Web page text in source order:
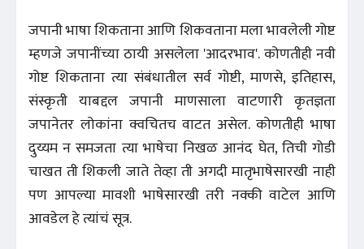
जपानी भाषा शिकताना आणि शिकवताना मला भावलेली गोष्ट
म्हणजे जपानींच्या ठायी असलेला 'आदरभाव'. कोणतीही नवी
गोष्ट शिकताना त्या संबंधातील सर्व गोष्टी, माणसे, इतिहास,
संस्कृती याबद्दल जपानी माणसाला वाटणारी कृतज्ञता
जपानेतर लोकांना क्वचितच वाटत असेल. कोणतीही भाषा
दुय्यम न समजता त्या भाषेचा निखळ आनंद घेत, तिची गोडी
चाखत ती शिकली जाते तेव्हा ती अगदी मातृभाषेसारखी नाही
पण आपल्या मावशी भाषेसारखी तरी नक्की वाटेल आणि
आवडेल हे त्यांचं सूत्र.